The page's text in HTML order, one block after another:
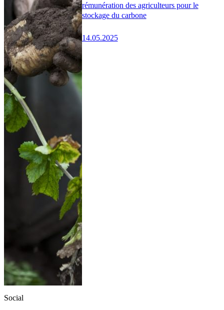
rémunération des agriculteurs pour le
stockage du carbone
14.05.2025
Social